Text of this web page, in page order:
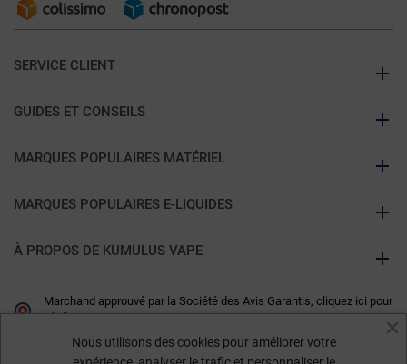
SERVICE CLIENT
GUIDES ET CONSEILS
MARQUES POPULAIRES MATÉRIEL
MARQUES POPULAIRES E-LIQUIDES
À PROPOS DE KUMULUS VAPE
Marchand approuvé par la Société des Avis Garantis, cliquez ici pour
vérifier.
Nous utilisons des cookies pour améliorer votre